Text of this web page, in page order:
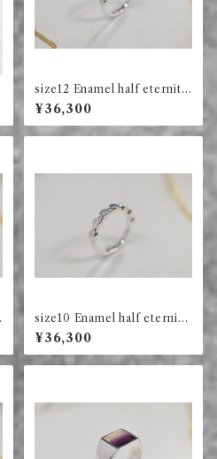
size12 Enamel half eternity
ring circle (red)
¥36,300
size10 Enamel half eternity
ring circle (ink)
¥36,300